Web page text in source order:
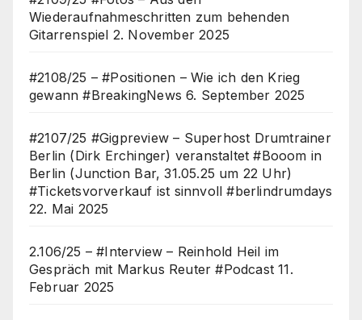
Wiederaufnahmeschritten zum behenden
Gitarrenspiel 2. November 2025
#2108/25 – #Positionen – Wie ich den Krieg
gewann #BreakingNews 6. September 2025
#2107/25 #Gigpreview – Superhost Drumtrainer
Berlin (Dirk Erchinger) veranstaltet #Booom in
Berlin (Junction Bar, 31.05.25 um 22 Uhr)
#Ticketsvorverkauf ist sinnvoll #berlindrumdays
22. Mai 2025
2.106/25 – #Interview – Reinhold Heil im
Gespräch mit Markus Reuter #Podcast 11.
Februar 2025